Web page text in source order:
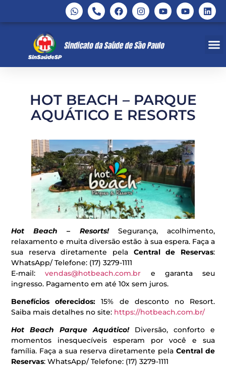
HOT BEACH – PARQUE
AQUÁTICO E RESORTS
Hot Beach – Resorts! Segurança, acolhimento,
relaxamento e muita diversão estão à sua espera. Faça a
sua reserva diretamente pela Central de Reservas:
WhatsApp/ Telefone: (17) 3279-1111
E-mail:vendas@hotbeach.com.br e garanta seu
ingresso. Pagamento em até 10x sem juros.
Benefícios oferecidos:15% de desconto no Resort.
Saiba mais detalhes no site: https://hotbeach.com.br/
Hot Beach Parque Aquático!Diversão, conforto e
momentos inesquecíveis esperam por você e sua
família. Faça a sua reserva diretamente pela Central de
Reservas: WhatsApp/ Telefone: (17) 3279-1111